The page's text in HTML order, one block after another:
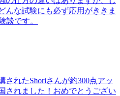
んな試験にも必ず応用がききま
談です。
されたShoriさんが約300点アッ
されました！おめでとうござい